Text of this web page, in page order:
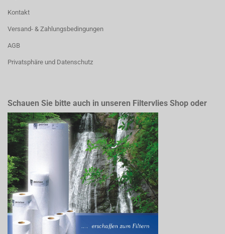
Kontakt
Versand- & Zahlungsbedingungen
AGB
Privatsphäre und Datenschutz
Schauen Sie bitte auch in unseren Filtervlies Shop oder